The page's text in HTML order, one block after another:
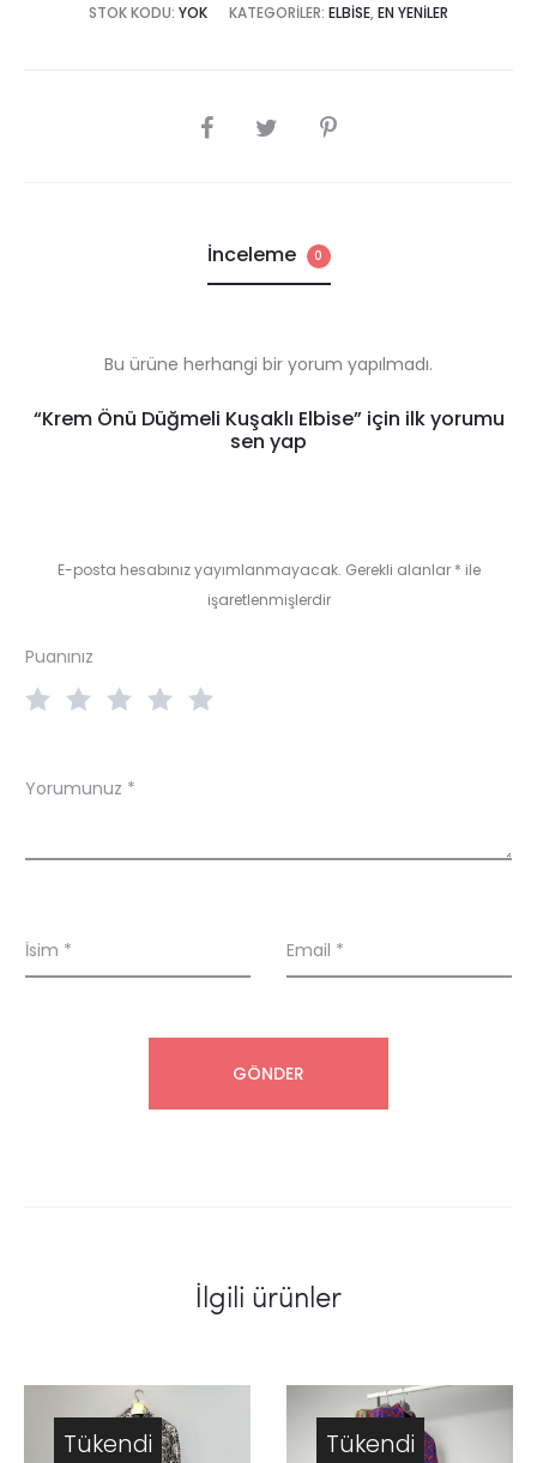
STOK KODU: YOK KATEGORILER: ELBISE, EN YENILER
SHARE
İnceleme 0
R
w
s
Bu ürüne herhangi bir yorum yapılmadı.
“Krem Önü Düğmeli Kuşaklı Elbise” için ilk yorumu
sen yap
E-posta hesabınız yayımlanmayacak. Gerekli alanlar * ile
işaretlenmişlerdir
Puanınız
Yorumunuz *
İsim * Email *
İlgili ürünler
Tükendi Tükendi